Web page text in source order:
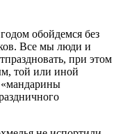
обойдемся без
Все мы люди и
при этом
той или иной
«мандарины